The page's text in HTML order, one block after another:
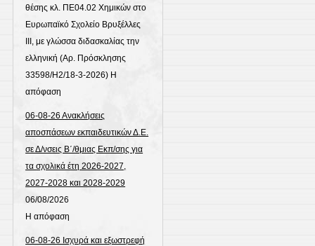
θέσης κλ. ΠΕ04.02 Χημικών στο
Ευρωπαϊκό Σχολείο Βρυξέλλες
ΙΙΙ, με γλώσσα διδασκαλίας την
ελληνική (Αρ. Πρόσκλησης
33598/Η2/18-3-2026) Η
απόφαση
06-08-26 Ανακλήσεις
αποσπάσεων εκπαιδευτικών Δ.Ε.
σε Δ/νσεις Β΄/θμιας Εκπ/σης για
τα σχολικά έτη 2026-2027,
2027-2028 και 2028-2029
06/08/2026
Η απόφαση
06-08-26 Ισχυρά και εξωστρεφή